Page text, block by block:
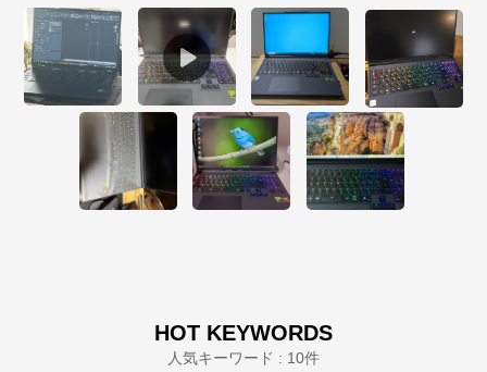
HOT KEYWORDS
人気キーワード : 10件
算に沿って、自由にカスタマイズしたBTO（Build To
Order）パソコンをご提供する、国内生産のパソコン
メーカーです。
当社パソコンには「3年間無償保証（一部製品を除
く）」「24時間×365日電話サポート」が標準で付帯、
休日や深夜でも専門国内スタッフが皆様をサポートい
たします。